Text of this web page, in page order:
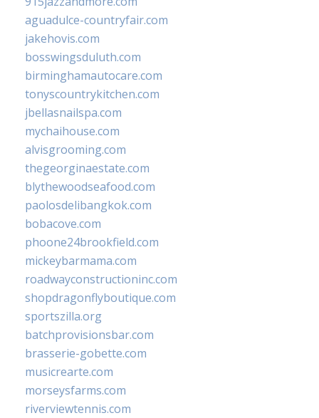
aguadulce-countryfair.com
jakehovis.com
bosswingsduluth.com
birminghamautocare.com
tonyscountrykitchen.com
jbellasnailspa.com
mychaihouse.com
alvisgrooming.com
thegeorginaestate.com
blythewoodseafood.com
paolosdelibangkok.com
bobacove.com
phoone24brookfield.com
mickeybarmama.com
roadwayconstructioninc.com
shopdragonflyboutique.com
sportszilla.org
batchprovisionsbar.com
brasserie-gobette.com
musicrearte.com
morseysfarms.com
riverviewtennis.com